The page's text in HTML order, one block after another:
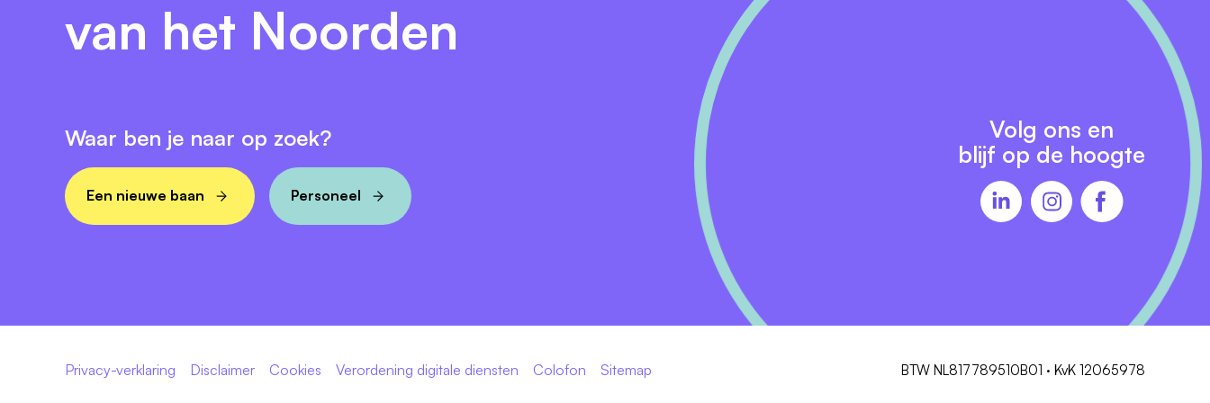
van het Noorden
Waar ben je naar op zoek?
Een nieuwe baan Personeel
Volg ons en
blijf op de hoogte
Privacy-verklaring Disclaimer Cookies Verordening digitale diensten Colofon Sitemap BTW NL817789510B01 · KvK 12065978